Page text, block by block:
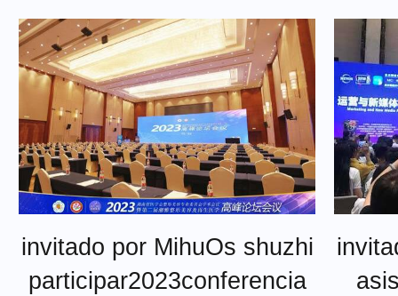
invitado por MihuOs shuzhi
participar2023conferencia